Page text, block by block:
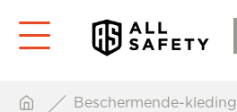
Beschermende-kleding